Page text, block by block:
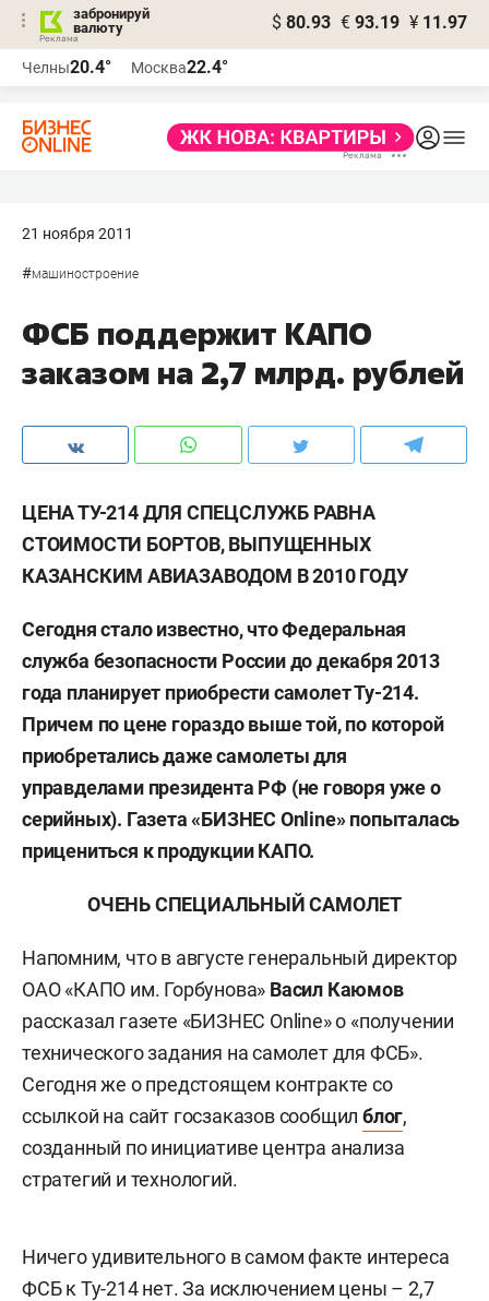
забронируй
валюту
$ 80.93 € 93.19 ¥ 11.97
Челны20.4° Москва22.4°
21 ноября 2011
#машиностроение
ФСБ поддержит КАПО
заказом на 2,7 млрд. рублей
ЦЕНА ТУ-214 ДЛЯ СПЕЦСЛУЖБ РАВНА
СТОИМОСТИ БОРТОВ, ВЫПУЩЕННЫХ
КАЗАНСКИМ АВИАЗАВОДОМ В 2010 ГОДУ
Сегодня стало известно, что Федеральная
служба безопасности России до декабря 2013
года планирует приобрести самолет Ту-214.
Причем по цене гораздо выше той, по которой
приобретались даже самолеты для
управделами президента РФ (не говоря уже о
серийных). Газета «БИЗНЕС Online» попыталась
прицениться к продукции КАПО.
ОЧЕНЬ СПЕЦИАЛЬНЫЙ САМОЛЕТ
Напомним, что в августе генеральный директор
ОАО «КАПО им. Горбунова» Васил Каюмов
рассказал газете «БИЗНЕС Online» о «получении
технического задания на самолет для ФСБ».
Сегодня же о предстоящем контракте со
ссылкой на сайт госзаказов сообщил блог,
созданный по инициативе центра анализа
стратегий и технологий.
Ничего удивительного в самом факте интереса
ФСБ к Ту-214 нет. За исключением цены – 2,7